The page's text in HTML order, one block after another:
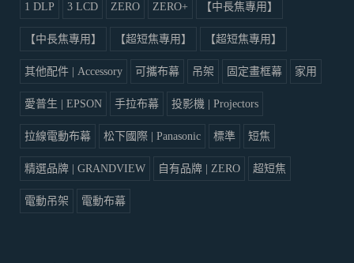
1 DLP 3 LCD ZERO ZERO+ 【中長焦專用】
【中長焦專用】 【超短焦專用】 【超短焦專用】
其他配件 | Accessory 可攜布幕 吊架 固定畫框幕 家用
愛普生 | EPSON 手拉布幕 投影機 | Projectors
拉線電動布幕 松下國際 | Panasonic 標準 短焦
精選品牌 | GRANDVIEW 自有品牌 | ZERO 超短焦
電動吊架 電動布幕